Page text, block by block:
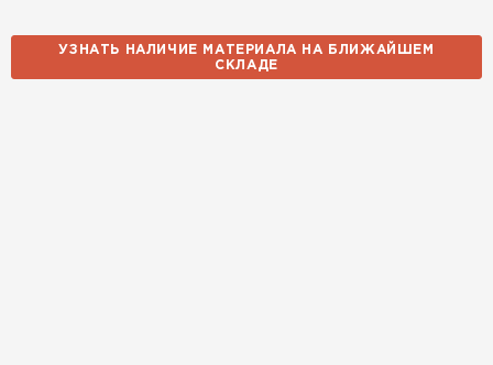
УЗНАТЬ НАЛИЧИЕ МАТЕРИАЛА НА БЛИЖАЙШЕМ
СКЛАДЕ